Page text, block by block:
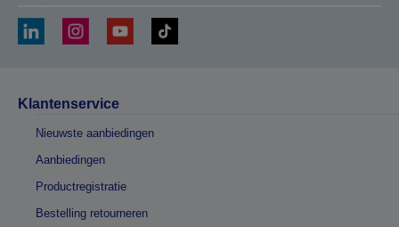
Klantenservice
Nieuwste aanbiedingen
Aanbiedingen
Productregistratie
Bestelling retourneren